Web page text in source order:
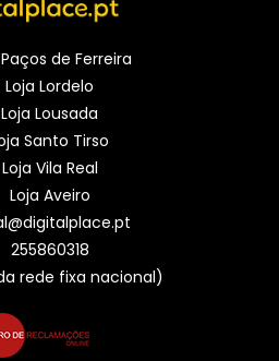
de Ferreira
Loja Lordelo
Loja Lousada
Santo Tirso
Loja Vila Real
Loja Aveiro
255860318
rede fixa nacional)